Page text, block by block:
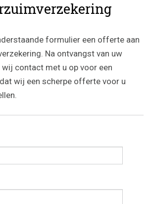
formulier een offerte aan
Na ontvangst van uw
wij contact met u op voor een
wij een scherpe offerte voor u